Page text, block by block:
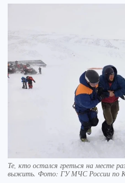
Те, кто остался греться на месте
выжить. Фото: ГУ МЧС России по